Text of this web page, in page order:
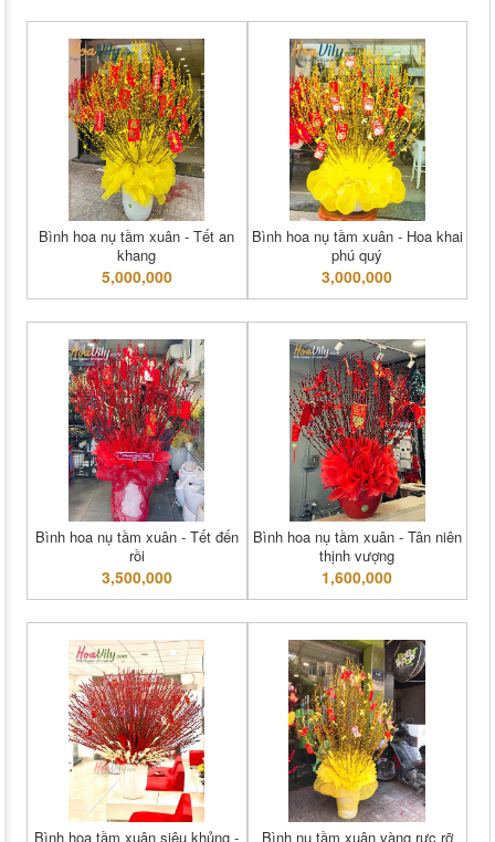
Bình hoa nụ tầm xuân - Tết an
khang
5,000,000
Bình hoa nụ tầm xuân - Hoa khai
phú quý
3,000,000
Bình hoa nụ tầm xuân - Tết đến
rồi
3,500,000
Bình hoa nụ tầm xuân - Tân niên
thịnh vượng
1,600,000
Bình hoa tầm xuân siêu khủng -
Bình nụ tầm xuân vàng rực rỡ